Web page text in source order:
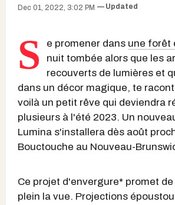
Dec 01, 2022, 3:02 PM Updated
S e promener dans une forêt
nuit tombée alors que les
recouverts de lumières et
dans un décor magique, te
voilà un petit rêve qui deviendra
plusieurs à l'été 2023. Un
Lumina s'installera dès août
Bouctouche au Nouveau-
Ce projet d'envergure* promet
plein la vue. Projections